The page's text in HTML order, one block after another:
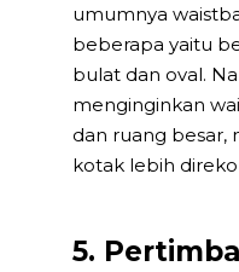
umumnya
beberapa yaitu
bulat dan oval.
menginginkan
dan ruang
kotak lebih
5.